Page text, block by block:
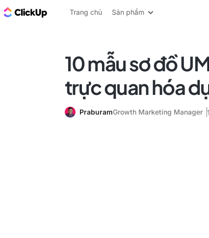
ClickUp Blog
Trang chủ Sản phẩm
10 mẫu sơ đồ
trực quan hóa
PraburamGrowth Marketing Manager